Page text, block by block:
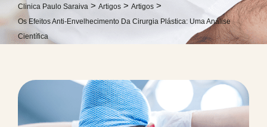
Clinica Paulo Saraiva > Artigos > Artigos >
Os Efeitos Anti-Envelhecimento Da Cirurgia Plástica: Uma Análise
Científica